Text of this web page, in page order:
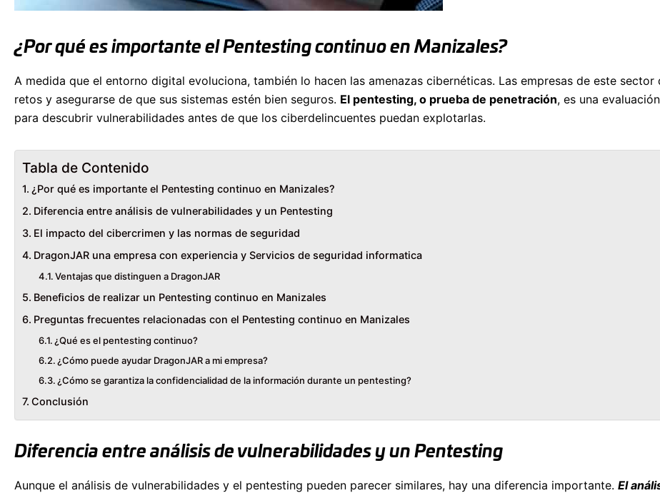
¿Por qué es importante el Pentesting continuo en Manizales?
A medida que el entorno digital evoluciona, también lo hacen las amenazas cibernéticas. Las empresas de este
retos y asegurarse de que sus sistemas estén bien seguros. El pentesting, o prueba de penetración, es una
para descubrir vulnerabilidades antes de que los ciberdelincuentes puedan explotarlas.
Tabla de Contenido
¿Por qué es importante el Pentesting continuo en Manizales?
Diferencia entre análisis de vulnerabilidades y un Pentesting
El impacto del cibercrimen y las normas de seguridad
DragonJAR una empresa con experiencia y Servicios de seguridad informatica
Ventajas que distinguen a DragonJAR
Beneficios de realizar un Pentesting continuo en Manizales
Preguntas frecuentes relacionadas con el Pentesting continuo en Manizales
¿Qué es el pentesting continuo?
¿Cómo puede ayudar DragonJAR a mi empresa?
¿Cómo se garantiza la confidencialidad de la información durante un pentesting?
Conclusión
Diferencia entre análisis de vulnerabilidades y un Pentesting
Aunque el análisis de vulnerabilidades y el pentesting pueden parecer similares, hay una diferencia importante. El